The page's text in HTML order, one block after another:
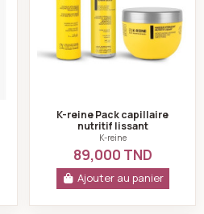
K-reine Pack capillaire
nutritif lissant
K-reine
89,000 TND
Ajouter au panier